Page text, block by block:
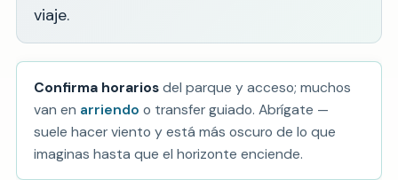
viaje.
Confirma horariosdel parque y acceso; muchos
van en arriendo o transfer guiado. Abrígate —
suele hacer viento y está más oscuro de lo que
imaginas hasta que el horizonte enciende.